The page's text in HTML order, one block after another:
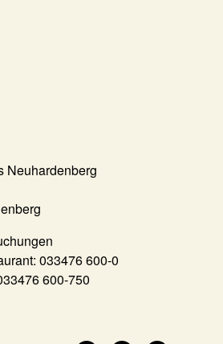
Neuhardenberg
033476 600-0
600-750